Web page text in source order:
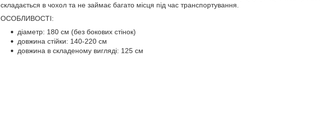
складається в чохол та не займає багато місця під час транспортування.
ОСОБЛИВОСТІ:
діаметр: 180 см (без бокових стінок)
довжина стійки: 140-220 см
довжина в складеному вигляді: 125 см